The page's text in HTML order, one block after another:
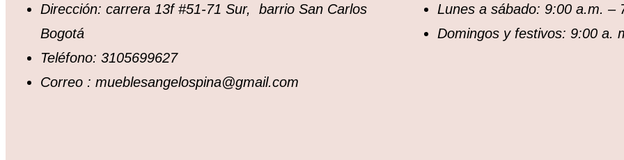
Dirección: carrera 13f #51-71 Sur, barrio San Carlos
Bogotá
Teléfono: 3105699627
Correo : mueblesangelospina@gmail.com
Lunes a sábado: 9:00 a.m. –
Domingos y festivos: 9:00 a.